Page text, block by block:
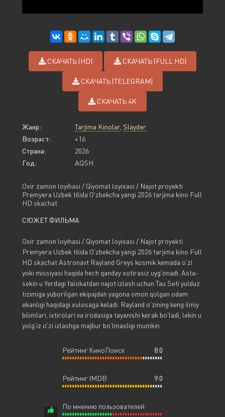
СКАЧАТЬ (HD) СКАЧАТЬ (FULL HD)
СКАЧАТЬ (TELEGRAM)
СКАЧАТЬ 4K
Жанр: Tarjima Kinolar, Slayder
Возраст:
+16
Страна:
2026
Год:
AQSH
Oxir zamon loyihasi / Qiyomat loyixasi / Najot proyekti
Premyera Uzbek tilida O'zbekcha yangi 2026 tarjima kino Full
HD skachat
СЮЖЕТ ФИЛЬМА
Oxir zamon loyihasi / Qiyomat loyixasi / Najot proyekti
Premyera Uzbek tilida O'zbekcha yangi 2026 tarjima kino Full
HD skachat Astronavt Rayland Greys kosmik kemada o'zi
yoki missiyasi haqida hech qanday xotirasiz uyg'onadi. Asta-
sekin u Yerdagi falokatdan najot izlash uchun Tau Seti yulduz
tizimiga yuborilgan ekipajdan yagona omon qolgan odam
ekanligi haqidagi xulosaga keladi. Rayland o'zining keng ilmiy
bilimlari, ixtirolari va irodasiga tayanishi kerak bo'ladi, lekin u
yolg'iz o'zi izlashga majbur bo'lmasligi mumkin.
Рейтинг КиноПоиск 8.0
Рейтинг IMDB 9.0
По мнению пользователей